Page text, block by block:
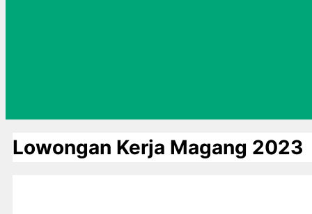
Lowongan Kerja Magang 2023